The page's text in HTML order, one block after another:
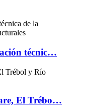
técnic…
El Trébo…